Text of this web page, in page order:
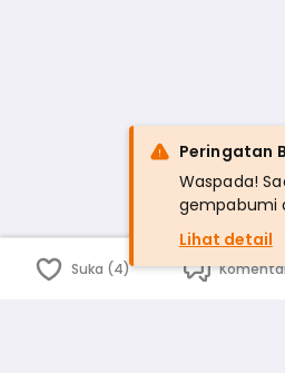
Suka (4)
Peringatan
Waspada!
gempabumi
Lihat detail